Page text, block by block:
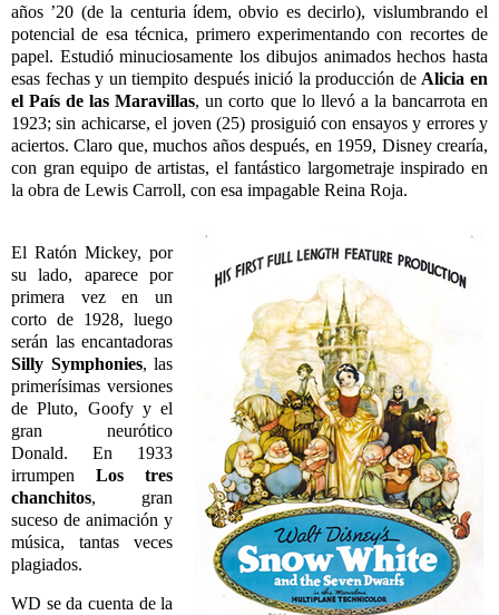
años ’20 (de la centuria ídem, obvio es decirlo), vislumbrando el
potencial de esa técnica, primero experimentando con recortes de
papel. Estudió minuciosamente los dibujos animados hechos hasta
esas fechas y un tiempito después inició la producción de Alicia en
el País de las Maravillas, un corto que lo llevó a la bancarrota en
1923; sin achicarse, el joven (25) prosiguió con ensayos y errores y
aciertos. Claro que, muchos años después, en 1959, Disney crearía,
con gran equipo de artistas, el fantástico largometraje inspirado en
la obra de Lewis Carroll, con esa impagable Reina Roja.
El Ratón Mickey, por
su lado, aparece por
primera vez en un
corto de 1928, luego
serán las encantadoras
Silly Symphonies, las
primerísimas versiones
de Pluto, Goofy y el
gran neurótico
Donald. En 1933
irrumpenLos tres
chanchitos, gran
suceso de animación y
música, tantas veces
plagiados.
WD se da cuenta de la